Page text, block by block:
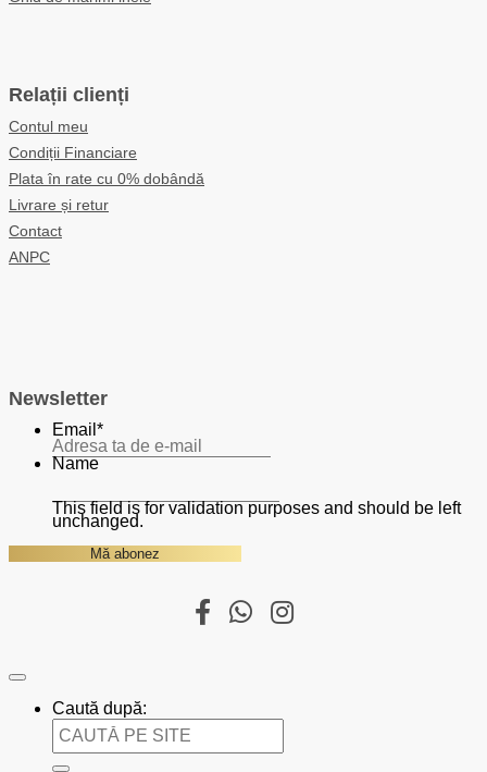
Relații clienți
Contul meu
Condiții Financiare
Plata în rate cu 0% dobândă
Livrare și retur
Contact
ANPC
Newsletter
Email *
Name
This field is for validation purposes and should be left
unchanged.
Caută după: